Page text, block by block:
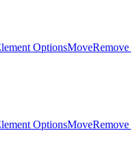
OptionsMove
OptionsMove